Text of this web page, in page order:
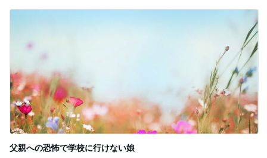
Amebaトピックス
夏に活躍し1290円になったシャツ
Amebaトピックス 16時間前